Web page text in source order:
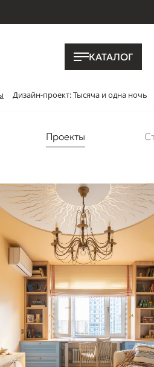
КАТАЛОГ
Дизайн-проект: Тысяча и одна ночь
Проекты